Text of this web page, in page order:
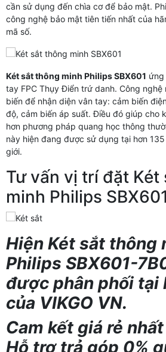
cần sử dụng đến chìa cơ để bảo mật.
công nghệ bảo mật tiên tiến nhất của
mã số.
Két sắt thông minh Philips SBX601
tay FPC Thụy Điển trứ danh. Công
biến để nhận diện vân tay: cảm biến
độ, cảm biến áp suất. Điều đó giúp cho
hơn phương pháp quang học thông
này hiện đang được sử dụng tại hơn
giới.
Tư vấn vị trí đặt Két
minh Philips
Hiện Két sắt thông
Philips SBX601-
được phân phối tại
của VIKGO VN.
Cam kết giá rẻ
Hỗ trợ trả góp 0%